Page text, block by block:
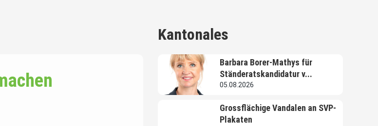
Kantonales
Barbara Borer-Mathys für
Ständeratskandidatur v...
05.08.2026
Grossflächige Vandalen an SVP-
Plakaten